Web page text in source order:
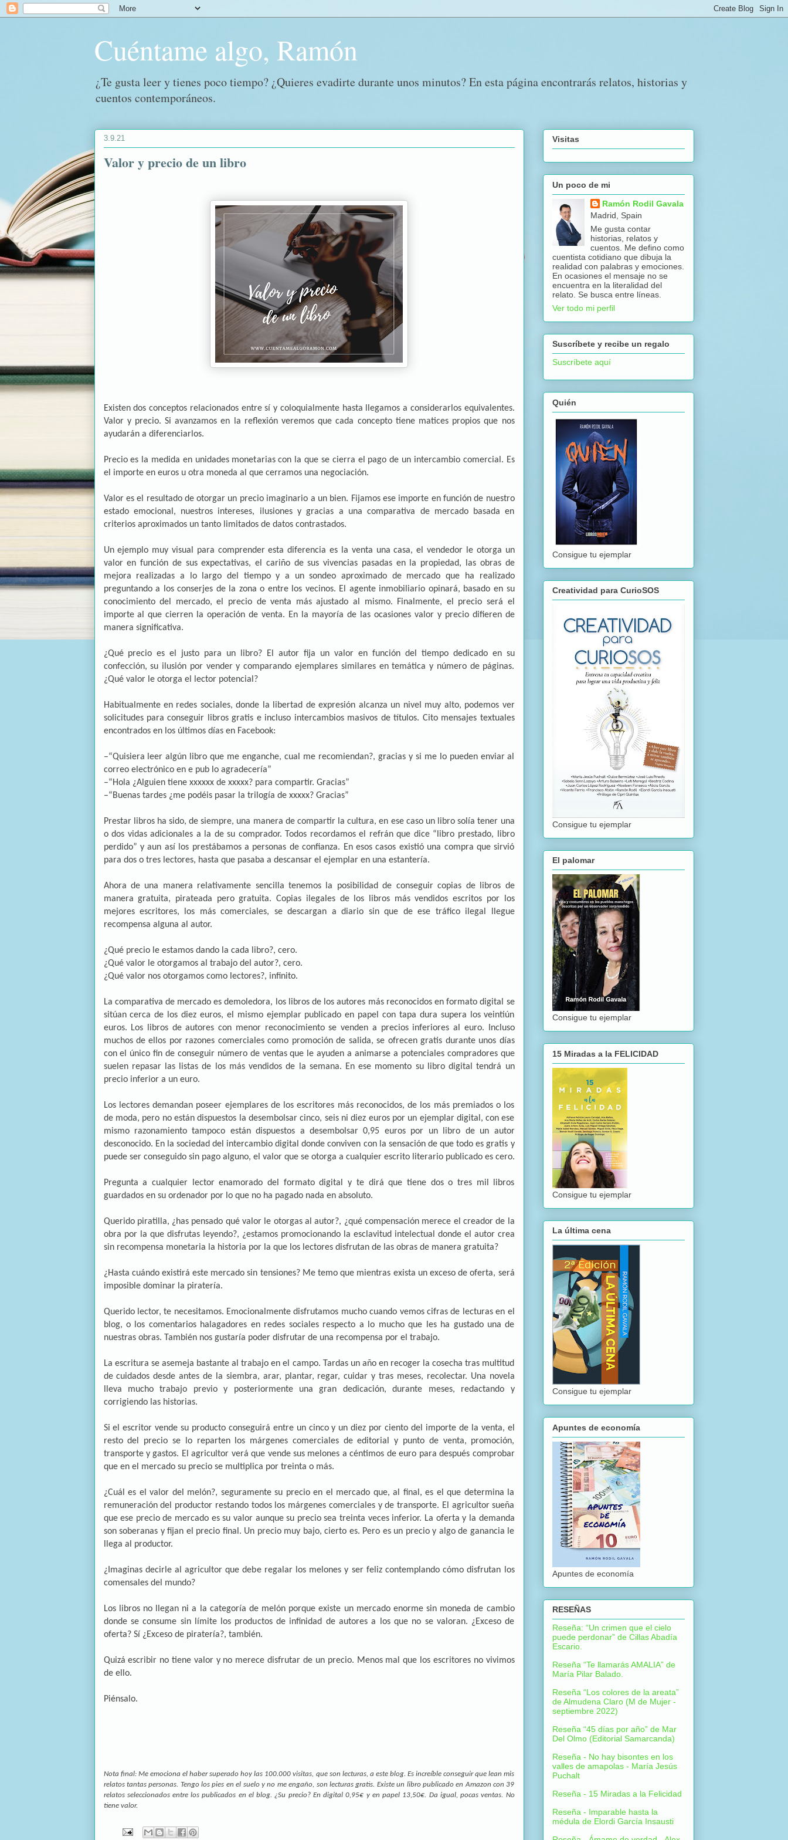
Cuéntame algo, Ramón
¿Te gusta leer y tienes poco tiempo? ¿Quieres evadirte durante unos minutos? En esta página encontrarás relatos, historias y
cuentos contemporáneos.
3.9.21
Valor y precio de un libro
Existen dos conceptos relacionados entre sí y coloquialmente hasta llegamos a considerarlos equivalentes.
Valor y precio. Si avanzamos en la reflexión veremos que cada concepto tiene matices propios que nos
ayudarán a diferenciarlos.
Precio es la medida en unidades monetarias con la que se cierra el pago de un intercambio comercial. Es
el importe en euros u otra moneda al que cerramos una negociación.
Valor es el resultado de otorgar un precio imaginario a un bien. Fijamos ese importe en función de nuestro
estado emocional, nuestros intereses, ilusiones y gracias a una comparativa de mercado basada en
criterios aproximados un tanto limitados de datos contrastados.
Un ejemplo muy visual para comprender esta diferencia es la venta una casa, el vendedor le otorga un
valor en función de sus expectativas, el cariño de sus vivencias pasadas en la propiedad, las obras de
mejora realizadas a lo largo del tiempo y a un sondeo aproximado de mercado que ha realizado
preguntando a los conserjes de la zona o entre los vecinos. El agente inmobiliario opinará, basado en su
conocimiento del mercado, el precio de venta más ajustado al mismo. Finalmente, el precio será el
importe al que cierren la operación de venta. En la mayoría de las ocasiones valor y precio difieren de
manera significativa.
¿Qué precio es el justo para un libro? El autor fija un valor en función del tiempo dedicado en su
confección, su ilusión por vender y comparando ejemplares similares en temática y número de páginas.
¿Qué valor le otorga el lector potencial?
Habitualmente en redes sociales, donde la libertad de expresión alcanza un nivel muy alto, podemos ver
solicitudes para conseguir libros gratis e incluso intercambios masivos de títulos. Cito mensajes textuales
encontrados en los últimos días en Facebook:
–“Quisiera leer algún libro que me enganche, cual me recomiendan?, gracias y si me lo pueden enviar al
correo electrónico en e pub lo agradecería”
–“Hola ¿Alguien tiene xxxxxx de xxxxx? para compartir. Gracias”
–“Buenas tardes ¿me podéis pasar la trilogía de xxxxx? Gracias”
Prestar libros ha sido, de siempre, una manera de compartir la cultura, en ese caso un libro solía tener una
o dos vidas adicionales a la de su comprador. Todos recordamos el refrán que dice “libro prestado, libro
perdido” y aun así los prestábamos a personas de confianza. En esos casos existió una compra que sirvió
para dos o tres lectores, hasta que pasaba a descansar el ejemplar en una estantería.
Ahora de una manera relativamente sencilla tenemos la posibilidad de conseguir copias de libros de
manera gratuita, pirateada pero gratuita. Copias ilegales de los libros más vendidos escritos por los
mejores escritores, los más comerciales, se descargan a diario sin que de ese tráfico ilegal llegue
recompensa alguna al autor.
¿Qué precio le estamos dando la cada libro?, cero.
¿Qué valor le otorgamos al trabajo del autor?, cero.
¿Qué valor nos otorgamos como lectores?, infinito.
La comparativa de mercado es demoledora, los libros de los autores más reconocidos en formato digital se
sitúan cerca de los diez euros, el mismo ejemplar publicado en papel con tapa dura supera los veintiún
euros. Los libros de autores con menor reconocimiento se venden a precios inferiores al euro. Incluso
muchos de ellos por razones comerciales como promoción de salida, se ofrecen gratis durante unos días
con el único fin de conseguir número de ventas que le ayuden a animarse a potenciales compradores que
suelen repasar las listas de los más vendidos de la semana. En ese momento su libro digital tendrá un
precio inferior a un euro.
Los lectores demandan poseer ejemplares de los escritores más reconocidos, de los más premiados o los
de moda, pero no están dispuestos la desembolsar cinco, seis ni diez euros por un ejemplar digital, con ese
mismo razonamiento tampoco están dispuestos a desembolsar 0,95 euros por un libro de un autor
desconocido. En la sociedad del intercambio digital donde conviven con la sensación de que todo es gratis y
puede ser conseguido sin pago alguno, el valor que se otorga a cualquier escrito literario publicado es cero.
Pregunta a cualquier lector enamorado del formato digital y te dirá que tiene dos o tres mil libros
guardados en su ordenador por lo que no ha pagado nada en absoluto.
Querido piratilla, ¿has pensado qué valor le otorgas al autor?, ¿qué compensación merece el creador de la
obra por la que disfrutas leyendo?, ¿estamos promocionando la esclavitud intelectual donde el autor crea
sin recompensa monetaria la historia por la que los lectores disfrutan de las obras de manera gratuita?
¿Hasta cuándo existirá este mercado sin tensiones? Me temo que mientras exista un exceso de oferta, será
imposible dominar la piratería.
Querido lector, te necesitamos. Emocionalmente disfrutamos mucho cuando vemos cifras de lecturas en el
blog, o los comentarios halagadores en redes sociales respecto a lo mucho que les ha gustado una de
nuestras obras. También nos gustaría poder disfrutar de una recompensa por el trabajo.
La escritura se asemeja bastante al trabajo en el campo. Tardas un año en recoger la cosecha tras multitud
de cuidados desde antes de la siembra, arar, plantar, regar, cuidar y tras meses, recolectar. Una novela
lleva mucho trabajo previo y posteriormente una gran dedicación, durante meses, redactando y
corrigiendo las historias.
Si el escritor vende su producto conseguirá entre un cinco y un diez por ciento del importe de la venta, el
resto del precio se lo reparten los márgenes comerciales de editorial y punto de venta, promoción,
transporte y gastos. El agricultor verá que vende sus melones a céntimos de euro para después comprobar
que en el mercado su precio se multiplica por treinta o más.
¿Cuál es el valor del melón?, seguramente su precio en el mercado que, al final, es el que determina la
remuneración del productor restando todos los márgenes comerciales y de transporte. El agricultor sueña
que ese precio de mercado es su valor aunque su precio sea treinta veces inferior. La oferta y la demanda
son soberanas y fijan el precio final. Un precio muy bajo, cierto es. Pero es un precio y algo de ganancia le
llega al productor.
¿Imaginas decirle al agricultor que debe regalar los melones y ser feliz contemplando cómo disfrutan los
comensales del mundo?
Los libros no llegan ni a la categoría de melón porque existe un mercado enorme sin moneda de cambio
donde se consume sin límite los productos de infinidad de autores a los que no se valoran. ¿Exceso de
oferta? Sí ¿Exceso de piratería?, también.
Quizá escribir no tiene valor y no merece disfrutar de un precio. Menos mal que los escritores no vivimos
de ello.
Piénsalo.
Nota final: Me emociona el haber superado hoy las 100.000 visitas, que son lecturas, a este blog. Es increíble conseguir que lean mis
relatos tantas personas. Tengo los pies en el suelo y no me engaño, son lecturas gratis. Existe un libro publicado en Amazon con 39
relatos seleccionados entre los publicados en el blog. ¿Su precio? En digital 0,95€ y en papel 13,50€. Da igual, pocas ventas. No
tiene valor.
Visitas
Un poco de mi
Ramón Rodil Gavala
Madrid, Spain
Me gusta contar
historias, relatos y
cuentos. Me defino como
cuentista cotidiano que dibuja la
realidad con palabras y emociones.
En ocasiones el mensaje no se
encuentra en la literalidad del
relato. Se busca entre líneas.
Ver todo mi perfil
Suscríbete y recibe un regalo
Suscríbete aquí
Quién
Consigue tu ejemplar
Creatividad para CurioSOS
Consigue tu ejemplar
El palomar
Consigue tu ejemplar
15 Miradas a la FELICIDAD
Consigue tu ejemplar
La última cena
Consigue tu ejemplar
Apuntes de economía
Apuntes de economía
RESEÑAS
Reseña: “Un crimen que el cielo
puede perdonar” de Cillas Abadía
Escario.
Reseña “Te llamarás AMALIA” de
María Pilar Balado.
Reseña “Los colores de la areata”
de Almudena Claro (M de Mujer -
septiembre 2022)
Reseña “45 días por año” de Mar
Del Olmo (Editorial Samarcanda)
Reseña - No hay bisontes en los
valles de amapolas - María Jesús
Puchalt
Reseña - 15 Miradas a la Felicidad
Reseña - Imparable hasta la
médula de Elordi García Insausti